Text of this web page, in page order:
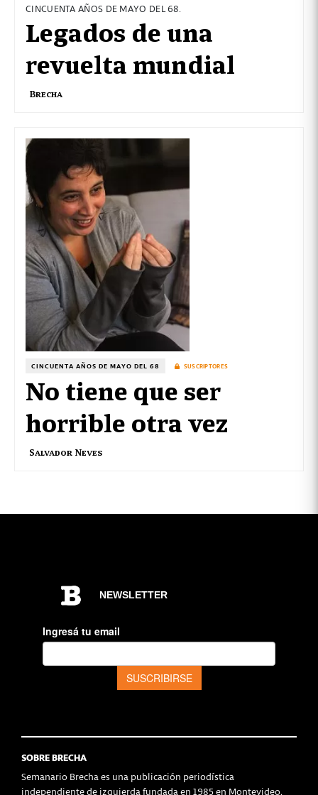
CINCUENTA AÑOS DE MAYO DEL 68.
Legados de una
revuelta mundial
Brecha
CINCUENTA AÑOS DE MAYO DEL 68 SUSCRIPTORES
No tiene que ser
horrible otra vez
Salvador Neves
SOBRE BRECHA
Semanario Brecha es una publicación periodística
independiente de izquierda fundada en 1985 en Montevideo,